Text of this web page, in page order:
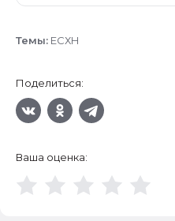
Темы: ЕСХН
Поделиться:
Ваша оценка: